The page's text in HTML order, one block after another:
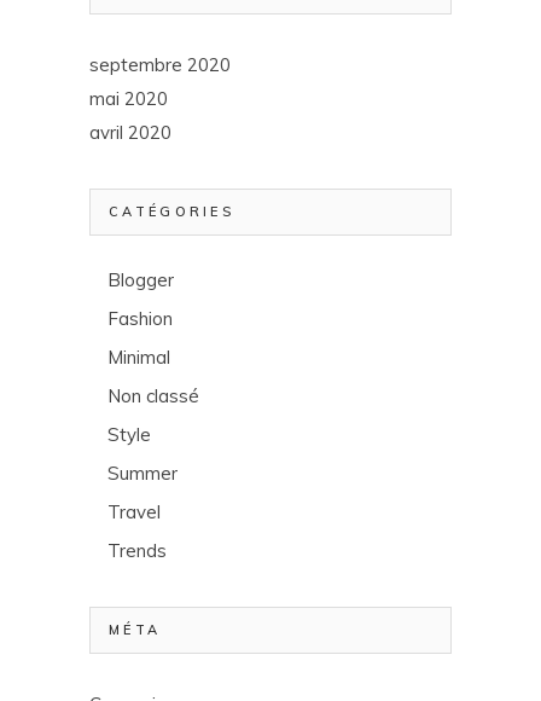
septembre 2020
mai 2020
avril 2020
CATÉGORIES
Blogger
Fashion
Minimal
Non classé
Style
Summer
Travel
Trends
MÉTA